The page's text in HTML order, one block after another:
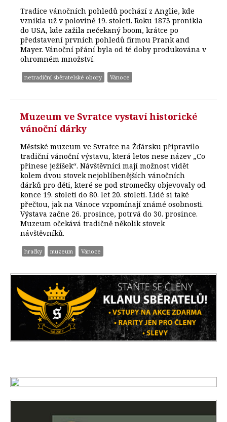
Tradice vánočních pohledů pochází z Anglie, kde
vznikla už v polovině 19. století. Roku 1873 pronikla
do USA, kde zažila nečekaný boom, krátce po
představení prvních pohledů firmou Prank and
Mayer. Vánoční přání byla od té doby produkována v
ohromném množství.
netradiční sběratelské obory Vánoce
Muzeum ve Svratce vystaví historické
vánoční dárky
Městské muzeum ve Svratce na Žďársku připravilo
tradiční vánoční výstavu, která letos nese název „Co
přinese ježíšek“. Návštěvníci mají možnost vidět
kolem dvou stovek nejoblíbenějších vánočních
dárků pro děti, které se pod stromečky objevovaly od
konce 19. století do 80. let 20. století. Lidé si také
přečtou, jak na Vánoce vzpomínají známé osobnosti.
Výstava začne 26. prosince, potrvá do 30. prosince.
Muzeum očekává tradičně několik stovek
návštěvníků.
hračky muzeum Vánoce